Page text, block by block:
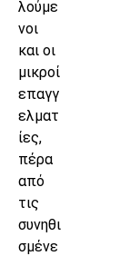
λούμε
νοι
και οι
μικροί
επαγγ
ελματ
ίες,
πέρα
από
τις
συνηθι
σμένε